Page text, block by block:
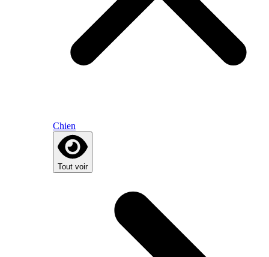
Chien
Tout voir